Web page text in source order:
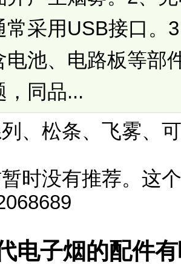
常采用USB接口。
电池、电路板等部
，同品...
、松条、飞雾、
时没有推荐。这
电子烟的配件